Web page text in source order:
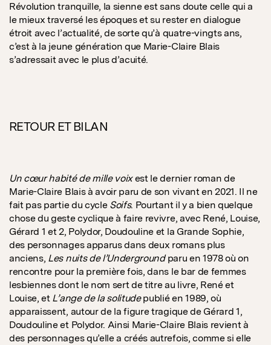
Révolution tranquille, la sienne est sans doute celle qui a
le mieux traversé les époques et su rester en dialogue
étroit avec l’actualité, de sorte qu’à quatre-vingts ans,
c’est à la jeune génération que Marie-Claire Blais
s’adressait avec le plus d’acuité.
RETOUR ET BILAN
Un cœur habité de mille voixest le dernier roman de
Marie-Claire Blais à avoir paru de son vivant en 2021. Il ne
fait pas partie du cycle Soifs. Pourtant il y a bien quelque
chose du geste cyclique à faire revivre, avec René, Louise,
Gérard 1 et 2, Polydor, Doudouline et la Grande Sophie,
des personnages apparus dans deux romans plus
anciens, Les nuits de l’Undergroundparu en 1978 où on
rencontre pour la première fois, dans le bar de femmes
lesbiennes dont le nom sert de titre au livre, René et
Louise, et L’ange de la solitudepublié en 1989, où
apparaissent, autour de la figure tragique de Gérard 1,
Doudouline et Polydor. Ainsi Marie-Claire Blais revient à
des personnages qu’elle a créés autrefois, comme si elle